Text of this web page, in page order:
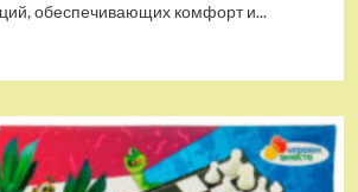
обеспечивающих комфорт и...